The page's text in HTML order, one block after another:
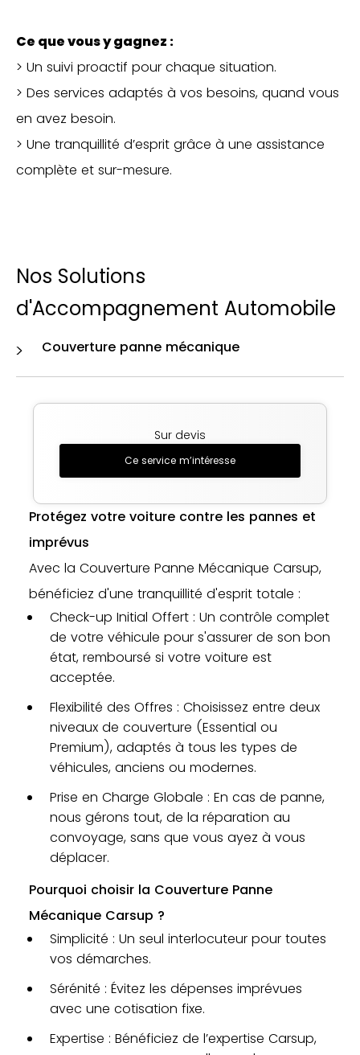
Ce que vous y gagnez :
> Un suivi proactif pour chaque situation.
> Des services adaptés à vos besoins, quand vous
en avez besoin.
> Une tranquillité d’esprit grâce à une assistance
complète et sur-mesure.
Nos Solutions
d'Accompagnement Automobile
Couverture panne mécanique
Protégez votre voiture contre les pannes et
imprévus
Avec la Couverture Panne Mécanique Carsup,
bénéficiez d'une tranquillité d'esprit totale :
Check-up Initial Offert : Un contrôle complet
de votre véhicule pour s'assurer de son bon
état, remboursé si votre voiture est
acceptée.
Flexibilité des Offres : Choisissez entre deux
niveaux de couverture (Essential ou
Premium), adaptés à tous les types de
véhicules, anciens ou modernes.
Prise en Charge Globale : En cas de panne,
nous gérons tout, de la réparation au
convoyage, sans que vous ayez à vous
déplacer.
Pourquoi choisir la Couverture Panne
Mécanique Carsup ?
Simplicité : Un seul interlocuteur pour toutes
vos démarches.
Sérénité : Évitez les dépenses imprévues
avec une cotisation fixe.
Expertise : Bénéficiez de l’expertise Carsup,
Sur devis
Ce service m’intéresse